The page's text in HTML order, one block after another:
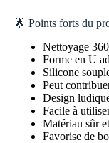
🌟 Points forts du
Nettoyage
Forme en U
Silicone
Peut
Design
Facile à
Matériau sûr
Favorise de